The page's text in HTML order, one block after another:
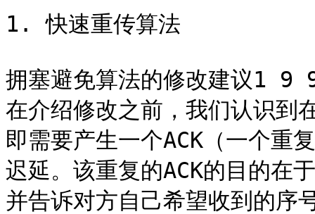
1. 快速重传算法
拥塞避免算法的修改建议1
在介绍修改之前，我们认识到
即需要产生一个ACK（一个重
迟延。该重复的ACK的目的在
并告诉对方自己希望收到的序